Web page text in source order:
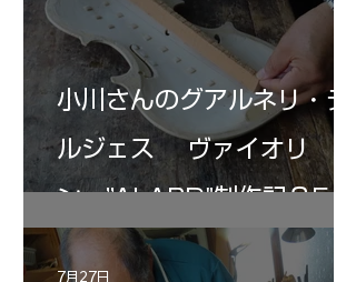
小川さんのグアルネリ・デ
ルジェス ヴァイオリ
ン ”ALARD"制作記３5
7月27日